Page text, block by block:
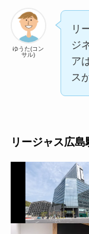
ゆうた(コン
サル)
リ
ジ
ア
ス
リージャス広